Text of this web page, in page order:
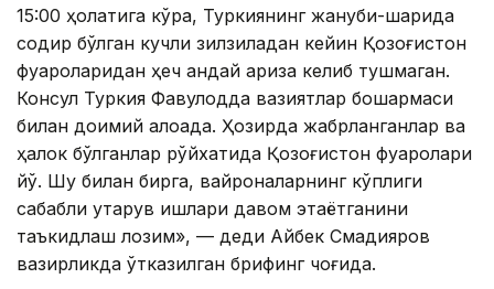
15:00 ҳолатига кўра, Туркиянинг жануби-шарқида
содир бўлган кучли зилзиладан кейин Қозоғистон
фуқароларидан ҳеч қандай ариза келиб тушмаган.
Консул Туркия Фавқулодда вазиятлар бошқармаси
билан доимий алоқада. Ҳозирда жабрланганлар ва
ҳалок бўлганлар рўйхатида Қозоғистон фуқаролари
йўқ. Шу билан бирга, вайроналарнинг кўплиги
сабабли қутқарув ишлари давом этаётганини
таъкидлаш лозим», — деди Айбек Смадияров
вазирликда ўтказилган брифинг чоғида.